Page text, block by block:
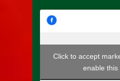
Click to accept
enable this